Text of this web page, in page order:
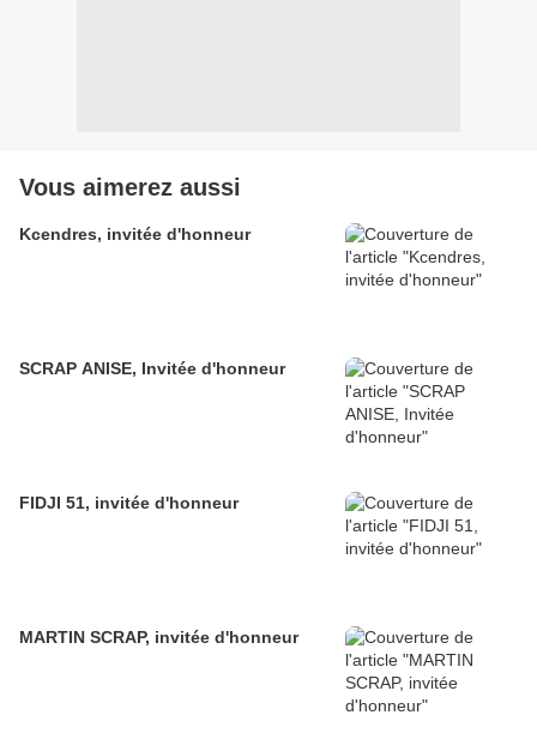
Vous aimerez aussi
Kcendres, invitée d'honneur
SCRAP ANISE, Invitée d'honneur
FIDJI 51, invitée d'honneur
MARTIN SCRAP, invitée d'honneur